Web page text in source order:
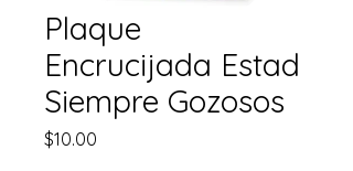
Plaque
Encrucijada Estad
Siempre Gozosos
$10.00